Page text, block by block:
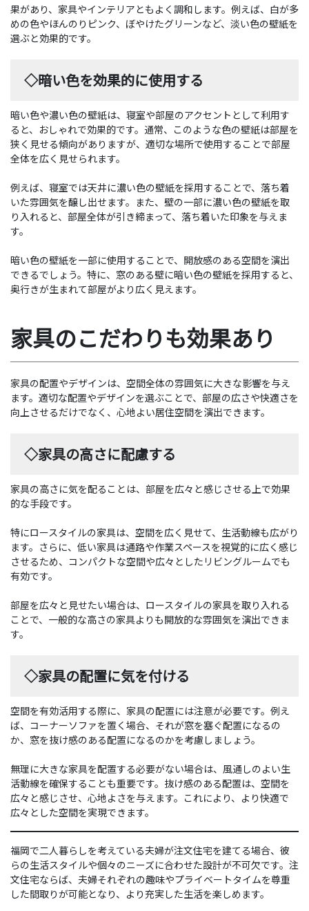
果があり、家具やインテリアともよく調和します。例えば、白が多
めの色やほんのりピンク、ぼやけたグリーンなど、淡い色の壁紙を
選ぶと効果的です。
◇暗い色を効果的に使用する
暗い色や濃い色の壁紙は、寝室や部屋のアクセントとして利用す
ると、おしゃれで効果的です。通常、このような色の壁紙は部屋を
狭く見せる傾向がありますが、適切な場所で使用することで部屋
全体を広く見せられます。
例えば、寝室では天井に濃い色の壁紙を採用することで、落ち着
いた雰囲気を醸し出せます。また、壁の一部に濃い色の壁紙を取
り入れると、部屋全体が引き締まって、落ち着いた印象を与えま
す。
暗い色の壁紙を一部に使用することで、開放感のある空間を演出
できるでしょう。特に、窓のある壁に暗い色の壁紙を採用すると、
奥行きが生まれて部屋がより広く見えます。
家具のこだわりも効果あり
家具の配置やデザインは、空間全体の雰囲気に大きな影響を与え
ます。適切な配置やデザインを選ぶことで、部屋の広さや快適さを
向上させるだけでなく、心地よい居住空間を演出できます。
◇家具の高さに配慮する
家具の高さに気を配ることは、部屋を広々と感じさせる上で効果
的な手段です。
特にロースタイルの家具は、空間を広く見せて、生活動線も広がり
ます。さらに、低い家具は通路や作業スペースを視覚的に広く感じ
させるため、コンパクトな空間や広々としたリビングルームでも
有効です。
部屋を広々と見せたい場合は、ロースタイルの家具を取り入れる
ことで、一般的な高さの家具よりも開放的な雰囲気を演出できま
す。
◇家具の配置に気を付ける
空間を有効活用する際に、家具の配置には注意が必要です。例え
ば、コーナーソファを置く場合、それが窓を塞ぐ配置になるの
か、窓を抜け感のある配置になるのかを考慮しましょう。
無理に大きな家具を配置する必要がない場合は、風通しのよい生
活動線を確保することも重要です。抜け感のある配置は、空間を
広々と感じさせ、心地よさを与えます。これにより、より快適で
広々とした空間を実現できます。
福岡で二人暮らしを考えている夫婦が注文住宅を建てる場合、彼
らの生活スタイルや個々のニーズに合わせた設計が不可欠です。注
文住宅ならば、夫婦それぞれの趣味やプライベートタイムを尊重
した間取りが可能となり、より充実した生活を楽しめます。